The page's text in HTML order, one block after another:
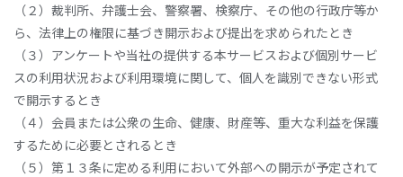
（２）裁判所、弁護士会、警察署、検察庁、その他の行政庁等か
ら、法律上の権限に基づき開示および提出を求められたとき
（３）アンケートや当社の提供する本サービスおよび個別サービ
スの利用状況および利用環境に関して、個人を識別できない形式
で開示するとき
（４）会員または公衆の生命、健康、財産等、重大な利益を保護
するために必要とされるとき
（５）第１３条に定める利用において外部への開示が予定されて